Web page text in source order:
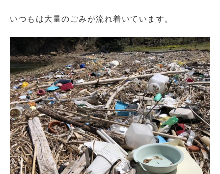
いつもは大量のごみが流れ着いています。